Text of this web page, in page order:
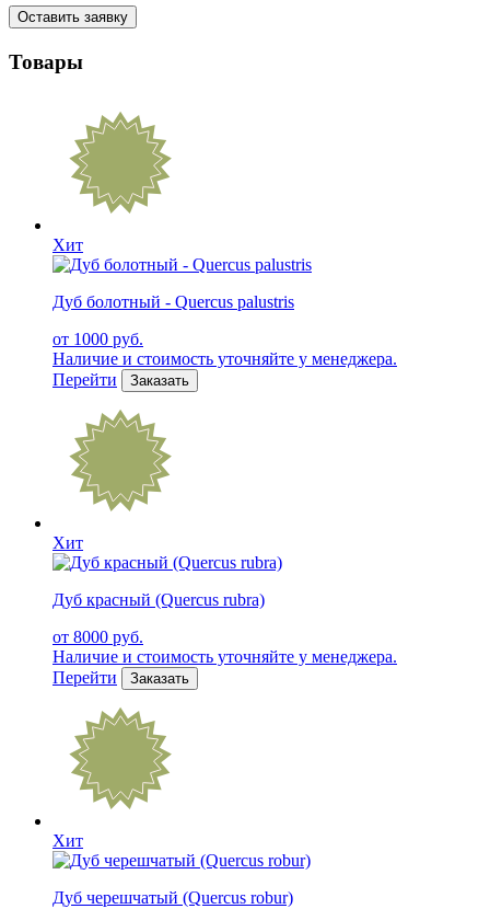
Оставить заявку
Товары
Хит
Дуб болотный - Quercus palustris
от 1000 руб.
Наличие и стоимость уточняйте у менеджера.
Перейти
Заказать
Хит
Дуб красный (Quercus rubra)
от 8000 руб.
Наличие и стоимость уточняйте у менеджера.
Перейти
Заказать
Хит
Дуб черешчатый (Quercus robur)